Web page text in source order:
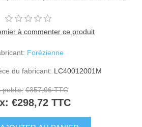
à commenter ce produit
Forézienne
du fabricant: LC40012001M
public: €357,96 TTC
€298,72 TTC